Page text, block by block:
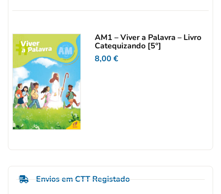
AM1 – Viver a Palavra – Livro
Catequizando [5º]
8,00€
Envios em CTT Registado